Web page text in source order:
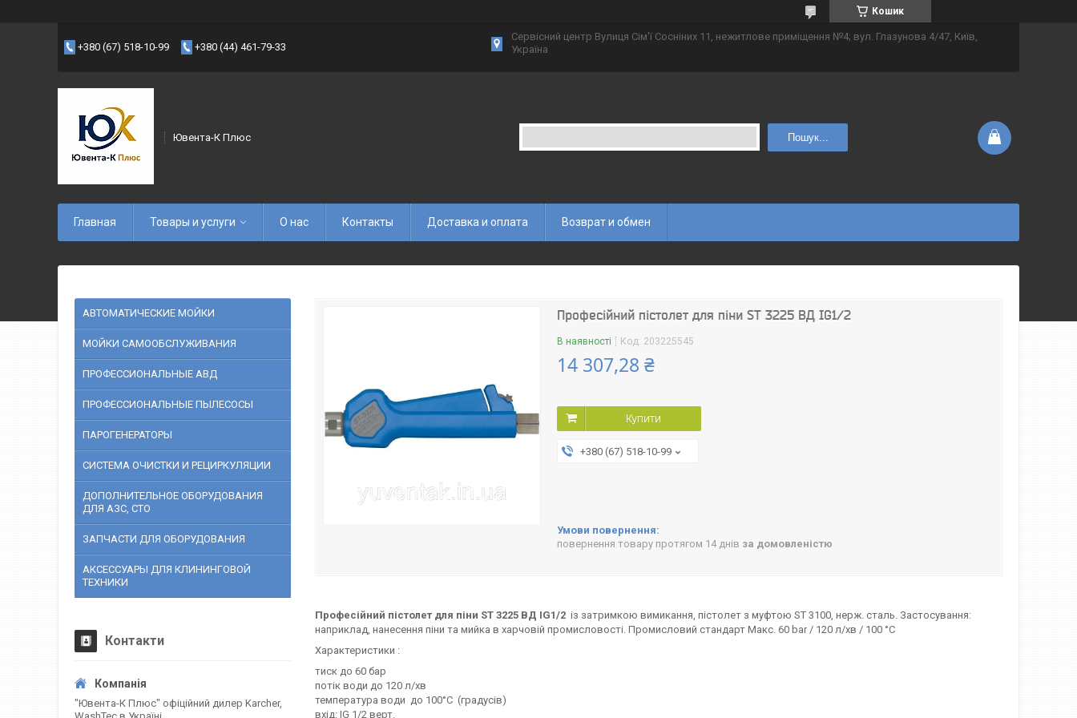
Кошик
+380 (67) 518-10-99 +380 (44) 461-79-33
Сервісний центр Вулиця Сім'ї Сосніних 11, нежитлове приміщення №4; вул. Глазунова 4/47, Київ,
Україна
Ювента-К Плюс Пошук...
Главная Товары и услуги О нас Контакты Доставка и оплата Возврат и обмен
Професійний пістолет для піни ST 3225 ВД IG1/2
В наявності Код: 203225545
14 307,28 ₴
Купити
+380 (67) 518-10-99
повернення товару протягом 14 днів за домовленістю
Професійний пістолет для піни ST 3225 ВД IG1/2 із затримкою вимикання, пістолет з муфтою ST 3100, нерж. сталь. Застосування:
наприклад, нанесення піни та мийка в харчовій промисловості. Промисловий стандарт Макс. 60 bar / 120 л/хв / 100 °C
Характеристики :
тиск до 60 бар
потік води до 120 л/хв
температура води до 100°C (градусів)
вхід: IG 1/2 верт.
АВТОМАТИЧЕСКИЕ МОЙКИ
МОЙКИ САМООБСЛУЖИВАНИЯ
ПРОФЕССИОНАЛЬНЫЕ АВД
ПРОФЕССИОНАЛЬНЫЕ ПЫЛЕСОСЫ
ПАРОГЕНЕРАТОРЫ
СИСТЕМА ОЧИСТКИ И РЕЦИРКУЛЯЦИИ
ДОПОЛНИТЕЛЬНОЕ ОБОРУДОВАНИЯ
ДЛЯ АЗС, СТО
ЗАПЧАСТИ ДЛЯ ОБОРУДОВАНИЯ
АКСЕССУАРЫ ДЛЯ КЛИНИНГОВОЙ
ТЕХНИКИ
Контакти
"Ювента-К Плюс" офіційний дилер Karcher,